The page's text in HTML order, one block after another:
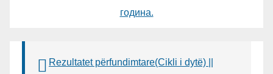
година.
Rezultatet përfundimtare(Cikli i dytë) ||